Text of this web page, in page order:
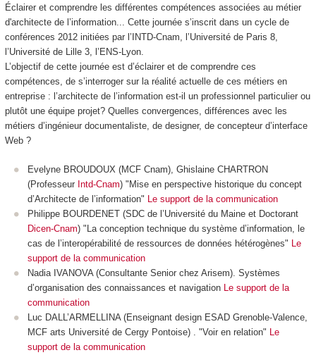
Éclairer et comprendre les différentes compétences associées au métier
d'architecte de l’information... Cette journée s’inscrit dans un cycle de
conférences 2012 initiées par l’INTD-Cnam, l’Université de Paris 8,
l’Université de Lille 3, l’ENS-Lyon.
L’objectif de cette journée est d’éclairer et de comprendre ces
compétences, de s’interroger sur la réalité actuelle de ces métiers en
entreprise : l’architecte de l’information est-il un professionnel particulier ou
plutôt une équipe projet? Quelles convergences, différences avec les
métiers d’ingénieur documentaliste, de designer, de concepteur d’interface
Web ?
Evelyne BROUDOUX (MCF Cnam), Ghislaine CHARTRON
(Professeur Intd-Cnam) "Mise en perspective historique du concept
d’Architecte de l’information"
Le support de la communication
Philippe BOURDENET (SDC de l’Université du Maine et Doctorant
Dicen-Cnam) "La conception technique du système d’information, le
cas de l’interopérabilité de ressources de données hétérogènes"
Le
support de la communication
Nadia IVANOVA (Consultante Senior chez Arisem). Systèmes
d’organisation des connaissances et navigation
Le support de la
communication
Luc DALL’ARMELLINA (Enseignant design ESAD Grenoble-Valence,
MCF arts Université de Cergy Pontoise) . "Voir en relation"
Le
support de la communication